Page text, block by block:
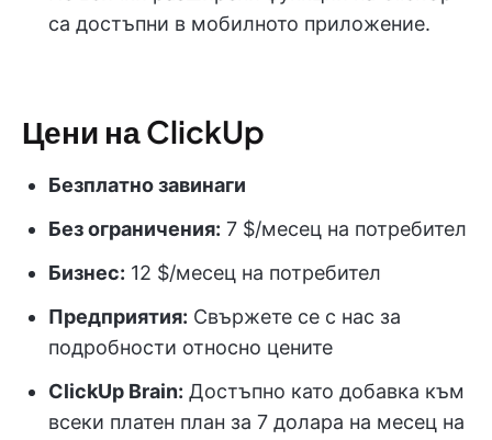
са достъпни в мобилното приложение.
Цени на ClickUp
Безплатно завинаги
Без ограничения: 7 $/месец на потребител
Бизнес: 12 $/месец на потребител
Предприятия: Свържете се с нас за
подробности относно цените
ClickUp Brain: Достъпно като добавка към
всеки платен план за 7 долара на месец на